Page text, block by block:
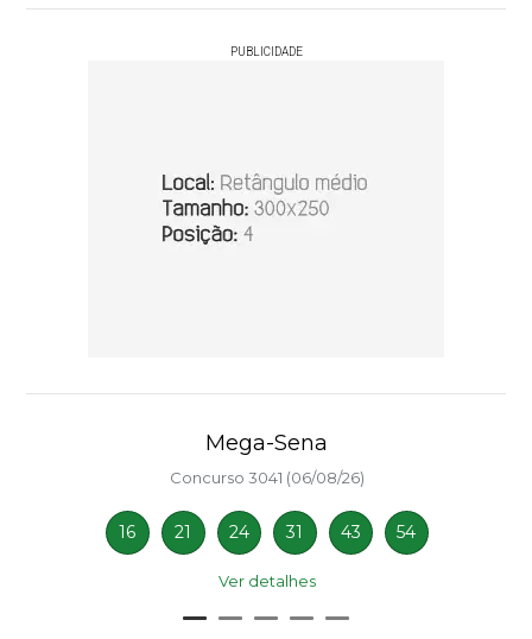
PUBLICIDADE
Mega-Sena
Concurso 3041 (06/08/26)
16 21 24 31 43 54
Ver detalhes